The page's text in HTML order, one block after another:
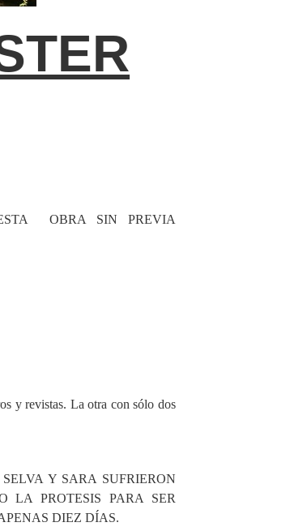
OBRA SIN PREVIA
y revistas. La otra con sólo dos
Y SARA SUFRIERON
LA PROTESIS PARA SER
DIEZ DÍAS.